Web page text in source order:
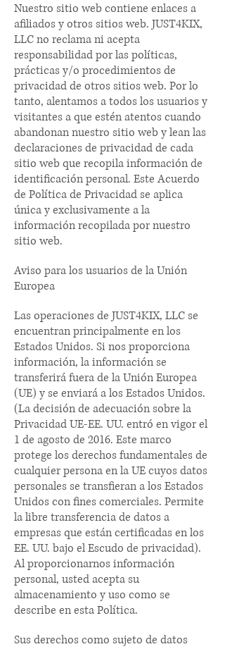
Nuestro sitio web contiene enlaces a
afiliados y otros sitios web. JUST4KIX,
LLC no reclama ni acepta
responsabilidad por las políticas,
prácticas y/o procedimientos de
privacidad de otros sitios web. Por lo
tanto, alentamos a todos los usuarios y
visitantes a que estén atentos cuando
abandonan nuestro sitio web y lean las
declaraciones de privacidad de cada
sitio web que recopila información de
identificación personal. Este Acuerdo
de Política de Privacidad se aplica
única y exclusivamente a la
información recopilada por nuestro
sitio web.
Aviso para los usuarios de la Unión
Europea
Las operaciones de JUST4KIX, LLC se
encuentran principalmente en los
Estados Unidos. Si nos proporciona
información, la información se
transferirá fuera de la Unión Europea
(UE) y se enviará a los Estados Unidos.
(La decisión de adecuación sobre la
Privacidad UE-EE. UU. entró en vigor el
1 de agosto de 2016. Este marco
protege los derechos fundamentales de
cualquier persona en la UE cuyos datos
personales se transfieran a los Estados
Unidos con fines comerciales. Permite
la libre transferencia de datos a
empresas que están certificadas en los
EE. UU. bajo el Escudo de privacidad).
Al proporcionarnos información
personal, usted acepta su
almacenamiento y uso como se
describe en esta Política.
Sus derechos como sujeto de datos